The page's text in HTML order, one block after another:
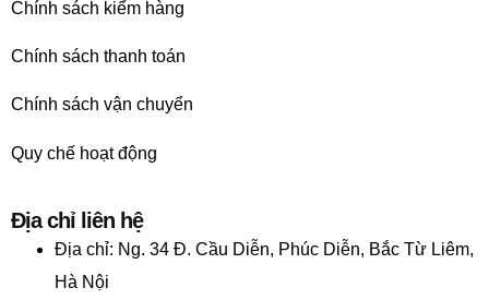
Chính sách kiểm hàng
Chính sách thanh toán
Chính sách vận chuyển
Quy chế hoạt động
Địa chỉ liên hệ
Địa chỉ: Ng. 34 Đ. Cầu Diễn, Phúc Diễn, Bắc Từ Liêm,
Hà Nội